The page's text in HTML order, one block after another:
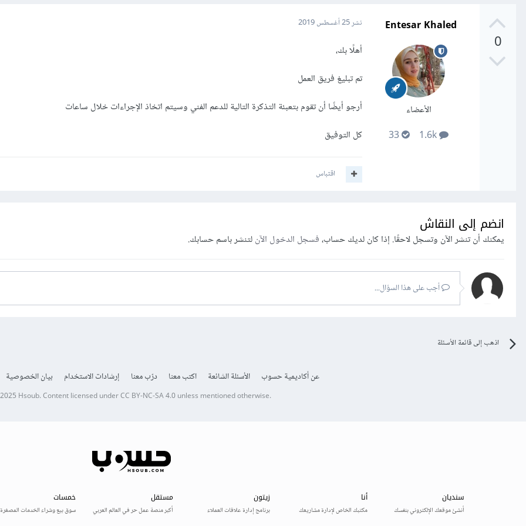
0
Entesar Khaled
الأعضاء
نشر25 أغسطس 2019
أهلًا بك،
تم تبليغ فريق العمل
أرجو أيضًا أن تقوم بتعبئة التذكرة التالية للدعم الفني وسيتم اتخاذ الإجراءات خلال ساعات
كل التوفيق
اقتباس
انضم إلى النقاش
يمكنك أن تنشر الآن وتسجل لاحقًا. إذا كان لديك حساب،فسجل الدخول الآنلتنشر باسم حسابك.
أجب على هذا السؤال...
اذهب إلى قائمة الأسئلة
عن أكاديمية حسوب الأسئلة الشائعة اكتب معنا درّب معنا إرشادات الاستخدام بيان الخصوصية
Hsoub.Content licensed underCC BY-NC-SA 4.0unless mentioned otherwise.